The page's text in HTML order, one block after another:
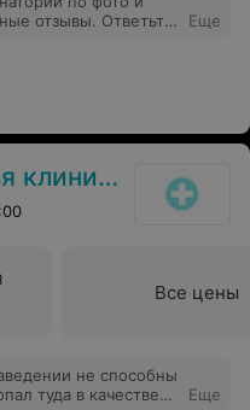
отзывы. Ответьте
недалеко от
поездка?
Еще
больница
Все цены
не способны
туда в качестве
Еще